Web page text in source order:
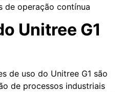
de operação contínua
Unitree G1
de uso do Unitree G1 são
de processos industriais